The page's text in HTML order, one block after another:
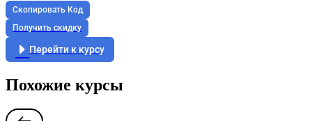
Скопировать Код
Получить скидку
Перейти к курсу
Похожие курсы